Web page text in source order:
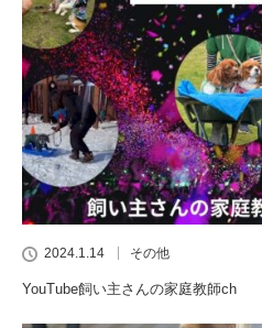
2024.1.14 その他
YouTube飼い主さんの家庭教師ch